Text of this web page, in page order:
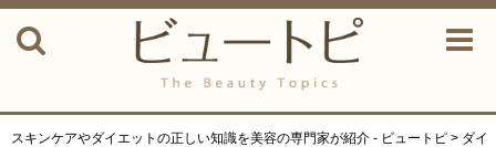
スキンケアやダイエットの正しい知識を美容の専門家が紹介 - ビュートピ > ダイ